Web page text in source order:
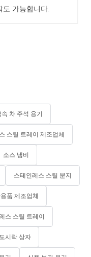
가능합니다.
속 차 주석 용기
스틸 트레이 제조업체
소스 냄비
스테인레스 스틸 분지
품 제조업체
스 스틸 트레이
시락 상자